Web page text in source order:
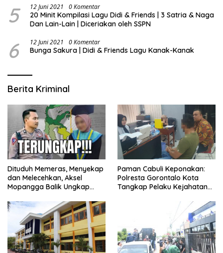
5 12 Juni 2021 0 Komentar
20 Minit Kompilasi Lagu Didi & Friends | 3 Satria & Naga
Dan Lain-Lain | Diceriakan oleh SSPN
6 12 Juni 2021 0 Komentar
Bunga Sakura | Didi & Friends Lagu Kanak-Kanak
Berita Kriminal
Dituduh Memeras, Menyekap
dan Melecehkan, Aksel
Mopangga Balik Ungkap
Paman Cabuli Keponakan:
Polresta Gorontalo Kota
Tangkap Pelaku Kejahatan